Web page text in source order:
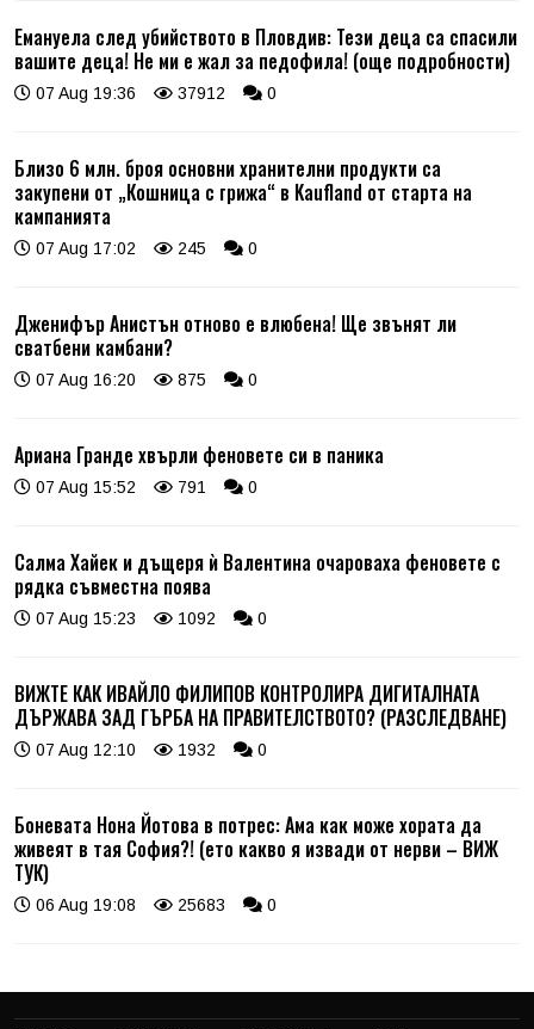
Емануела след убийството в Пловдив: Тези деца са спасили
вашите деца! Не ми е жал за педофила! (още подробности)
07 Aug 19:36 37912 0
Близо 6 млн. броя основни хранителни продукти са
закупени от „Кошница с грижа“ в Kaufland от старта на
кампанията
07 Aug 17:02 245 0
Дженифър Анистън отново е влюбена! Ще звънят ли
сватбени камбани?
07 Aug 16:20 875 0
Ариана Гранде хвърли феновете си в паника
07 Aug 15:52 791 0
Салма Хайек и дъщеря ѝ Валентина очароваха феновете с
рядка съвместна поява
07 Aug 15:23 1092 0
ВИЖТЕ КАК ИВАЙЛО ФИЛИПОВ КОНТРОЛИРА ДИГИТАЛНАТА
ДЪРЖАВА ЗАД ГЪРБА НА ПРАВИТЕЛСТВОТО? (РАЗСЛЕДВАНЕ)
07 Aug 12:10 1932 0
Боневата Нона Йотова в потрес: Ама как може хората да
живеят в тая София?! (ето какво я извади от нерви – ВИЖ
ТУК)
06 Aug 19:08 25683 0